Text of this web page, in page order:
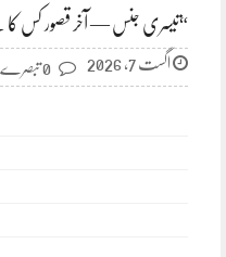
“تیسری جنس — آخر قصور کس کا
اگست 7, 2026 0 تبصرے